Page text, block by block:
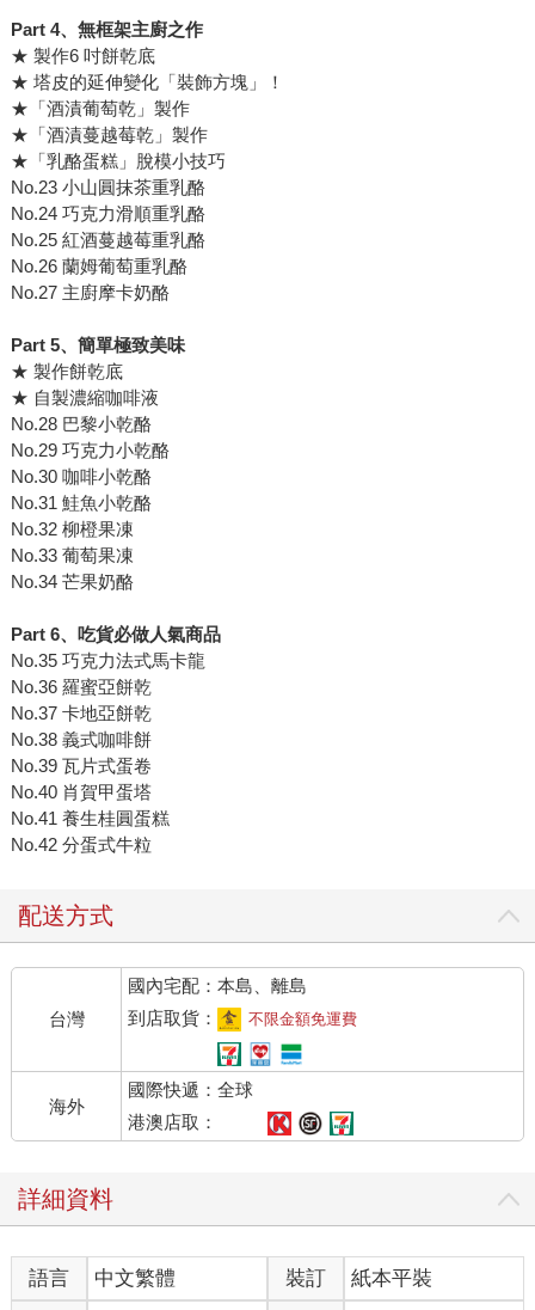
Part 4、無框架主廚之作
★ 製作6 吋餅乾底
★ 塔皮的延伸變化「裝飾方塊」！
★「酒漬葡萄乾」製作
★「酒漬蔓越莓乾」製作
★「乳酪蛋糕」脫模小技巧
No.23 小山圓抹茶重乳酪
No.24 巧克力滑順重乳酪
No.25 紅酒蔓越莓重乳酪
No.26 蘭姆葡萄重乳酪
No.27 主廚摩卡奶酪
Part 5、簡單極致美味
★ 製作餅乾底
★ 自製濃縮咖啡液
No.28 巴黎小乾酪
No.29 巧克力小乾酪
No.30 咖啡小乾酪
No.31 鮭魚小乾酪
No.32 柳橙果凍
No.33 葡萄果凍
No.34 芒果奶酪
Part 6、吃貨必做人氣商品
No.35 巧克力法式馬卡龍
No.36 羅蜜亞餅乾
No.37 卡地亞餅乾
No.38 義式咖啡餅
No.39 瓦片式蛋卷
No.40 肖賀甲蛋塔
No.41 養生桂圓蛋糕
No.42 分蛋式牛粒
配送方式
台灣
國內宅配：本島、離島
到店取貨：
不限金額免運費
海外
國際快遞：全球
港澳店取：
詳細資料
語言 中文繁體 裝訂
紙本平裝